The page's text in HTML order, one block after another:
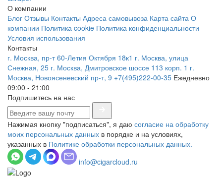
О компании
Блог Отзывы Контакты Адреса самовывоза Карта сайта О
компании Политика cookie Политика конфиденциальности
Условия использования
Контакты
г. Москва, пр-т 60-Летия Октября 18к1 г. Москва, улица
Снежная, 25 г. Москва, Дмитровское шоссе 113 корп. 1 г.
Москва, Новоясеневский пр-т, 9 +7(495)222-00-35 Ежедневно
09:00 - 21:00
Подпишитесь на нас
Нажимая кнопку "подписаться", я даю согласие на обработку
моих персональных данных в порядке и на условиях,
указанных в Политике обработки персональных данных.
info@cigarcloud.ru